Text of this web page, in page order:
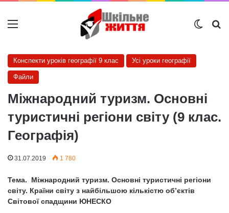
Меню
Конспекти уроків географії 9 клас Усі уроки географії
Файли
Міжнародний туризм. Основні
туристичні регіони світу (9 клас.
Географія)
31.07.2019 1 780
Тема. Міжнародний туризм. Основні туристичні регіони
світу. Країни світу з найбільшою кількістю об’єктів
Світової спадщини ЮНЕСКО